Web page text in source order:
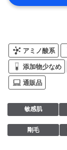
アミノ酸系
添加物少なめ
通販品
敏感肌
剛毛